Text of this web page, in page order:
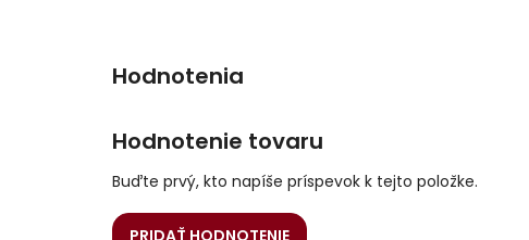
Hodnotenie tovaru
Buďte prvý, kto napíše príspevok k tejto položke.
PRIDAŤ HODNOTENIE